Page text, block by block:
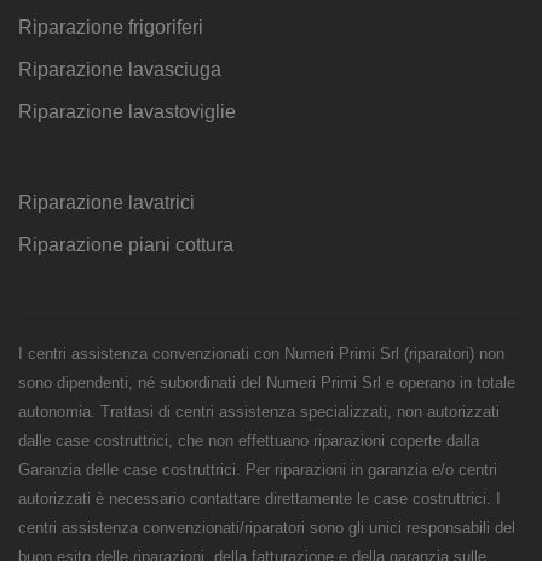
Riparazione frigoriferi
Riparazione lavasciuga
Riparazione lavastoviglie
Riparazione lavatrici
Riparazione piani cottura
I centri assistenza convenzionati con Numeri Primi Srl (riparatori) non
sono dipendenti, né subordinati del Numeri Primi Srl e operano in totale
autonomia. Trattasi di centri assistenza specializzati, non autorizzati
dalle case costruttrici, che non effettuano riparazioni coperte dalla
Garanzia delle case costruttrici. Per riparazioni in garanzia e/o centri
autorizzati è necessario contattare direttamente le case costruttrici. I
centri assistenza convenzionati/riparatori sono gli unici responsabili del
buon esito delle riparazioni, della fatturazione e della garanzia sulle